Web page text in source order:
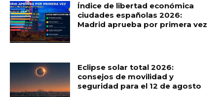
Índice de libertad económica
ciudades españolas 2026:
Madrid aprueba por primera vez
Eclipse solar total 2026:
consejos de movilidad y
seguridad para el 12 de agosto